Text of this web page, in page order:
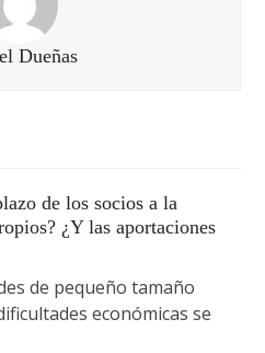
Dueñas
de los socios a la
¿Y las aportaciones
de pequeño tamaño
económicas se